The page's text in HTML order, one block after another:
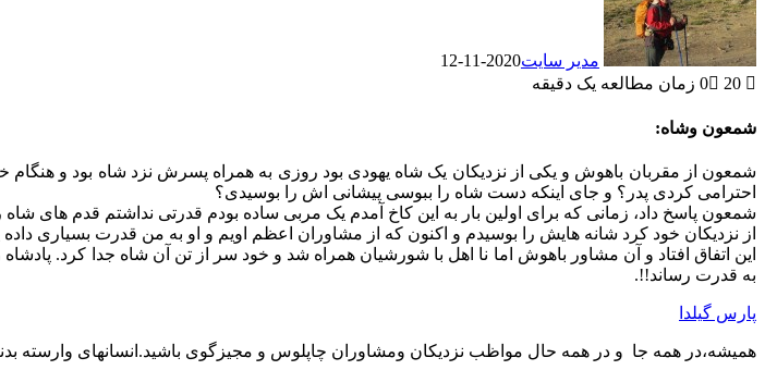
مدیر سایت2020-11-12
0
20 زمان مطالعه یک دقیقه
شمعون وشاه:
شمعون از مقربان باهوش و یکی از نزدیکان یک شاه یهودی بود روزی به همراه پسرش نزد شاه بود و
احترامی کردی پدر؟ و جای اینکه دست شاه را ببوسی پیشانی اش را بوسیدی؟
شمعون پاسخ داد، زمانی که برای اولین بار به این کاخ آمدم یک مربی ساده بودم قدرتی نداشتم قدم های
از نزدیکان خود کرد شانه هایش را بوسیدم و اکنون که از مشاوران اعظم اویم و او به من قدرت بسیاری
این اتفاق افتاد و آن مشاور باهوش اما نا اهل با شورشیان همراه شد و خود سر از تن آن شاه جدا کرد.
به قدرت رساند!!.
پارس گیلدا
همیشه،در همه جا و در همه حال مواظب نزدیکان ومشاوران چاپلوس و مجیزگوی باشید.انسانهای وارسته